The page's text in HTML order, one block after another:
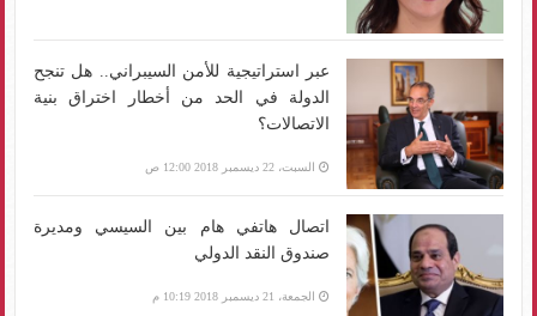
عبر استراتيجية للأمن السيبراني.. هل تنجح
الدولة في الحد من أخطار اختراق بنية
الاتصالات؟
السبت، 22 ديسمبر 2018 12:00 ص
اتصال هاتفي هام بين السيسي ومديرة
صندوق النقد الدولي
الجمعة، 21 ديسمبر 2018 10:19 م